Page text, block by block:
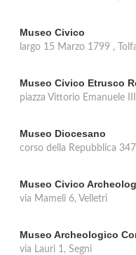
Museo Civico
largo 15 Marzo 1799 ,
Museo Civico Etrusco
piazza Vittorio Emanuele
Museo Diocesano
corso della Repubblica
Museo Civico
via Mameli 6, Velletri
Museo Archeologico
via Lauri 1, Segni